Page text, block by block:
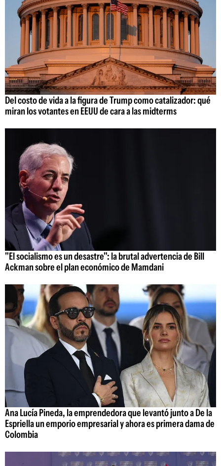
Del costo de vida a la figura de Trump como catalizador: qué
miran los votantes en EEUU de cara a las midterms
"El socialismo es un desastre": la brutal advertencia de Bill
Ackman sobre el plan económico de Mamdani
Ana Lucía Pineda, la emprendedora que levantó junto a De la
Espriella un emporio empresarial y ahora es primera dama de
Colombia